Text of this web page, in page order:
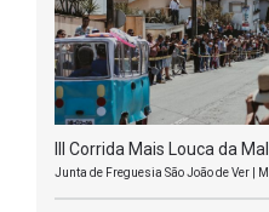
III Corrida Mais Louca da
Junta de Freguesia São João de Ver |